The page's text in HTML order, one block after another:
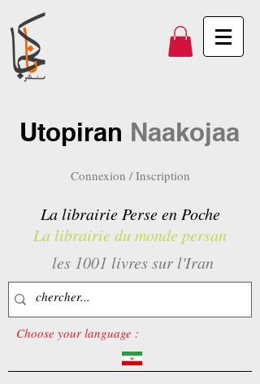
Utopiran Naakojaa
Connexion / Inscription
La librairie Perse en Poche
La librairie du monde persan
les 1001 livres sur l'Iran
Choose your language :